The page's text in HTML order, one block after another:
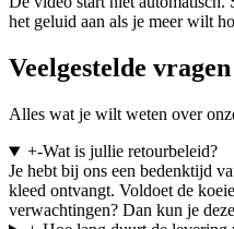
het geluid aan als je meer wilt
Veelgestelde vragen
Alles wat je wilt weten over
+-Wat is jullie retourbeleid?
Je hebt bij ons een bedenktijd
kleed ontvangt. Voldoet de
verwachtingen? Dan kun je